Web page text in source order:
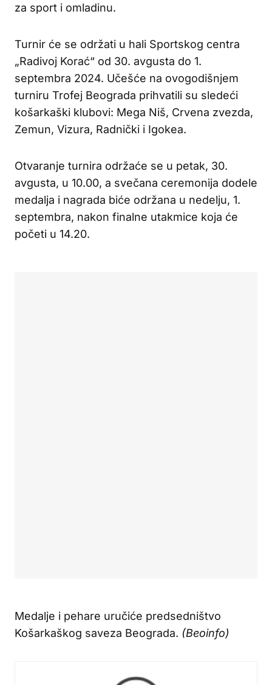
za sport i omladinu.
Turnir će se održati u hali Sportskog centra
„Radivoj Korać“ od 30. avgusta do 1.
septembra 2024. Učešće na ovogodišnjem
turniru Trofej Beograda prihvatili su sledeći
košarkaški klubovi: Mega Niš, Crvena zvezda,
Zemun, Vizura, Radnički i Igokea.
Otvaranje turnira održaće se u petak, 30.
avgusta, u 10.00, a svečana ceremonija dodele
medalja i nagrada biće održana u nedelju, 1.
septembra, nakon finalne utakmice koja će
početi u 14.20.
Medalje i pehare uručiće predsedništvo
Košarkaškog saveza Beograda. (Beoinfo)